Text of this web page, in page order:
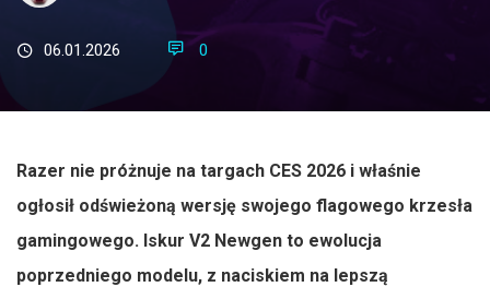
06.01.2026 0
Razer nie próżnuje na targach CES 2026 i właśnie
ogłosił odświeżoną wersję swojego flagowego krzesła
gamingowego. Iskur V2 Newgen to ewolucja
poprzedniego modelu, z naciskiem na lepszą